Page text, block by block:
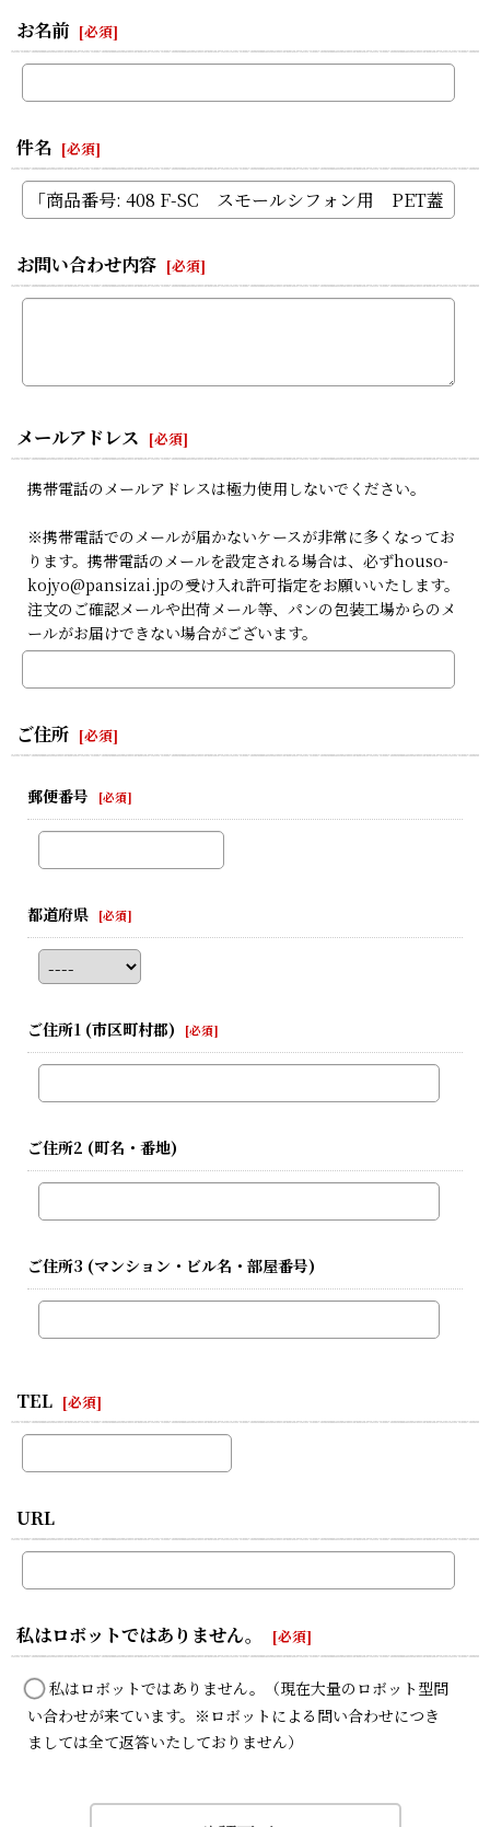
お名前 [必須]
件名 [必須]
お問い合わせ内容 [必須]
メールアドレス [必須]
携帯電話のメールアドレスは極力使用しないでください。
※携帯電話でのメールが届かないケースが非常に多くなってお
ります。携帯電話のメールを設定される場合は、必ずhouso-
kojyo@pansizai.jpの受け入れ許可指定をお願いいたします。
注文のご確認メールや出荷メール等、パンの包装工場からのメ
ールがお届けできない場合がございます。
ご住所 [必須]
郵便番号 [必須]
都道府県 [必須]
ご住所1 (市区町村郡) [必須]
ご住所2 (町名・番地)
ご住所3 (マンション・ビル名・部屋番号)
TEL [必須]
URL
私はロボットではありません。 [必須]
私はロボットではありません。（現在大量のロボット型問
い合わせが来ています。※ロボットによる問い合わせにつき
ましては全て返答いたしておりません）